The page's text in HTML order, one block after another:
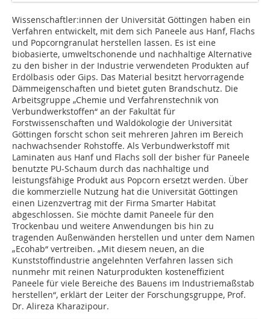
Wissenschaftler:innen der Universität Göttingen haben ein
Verfahren entwickelt, mit dem sich Paneele aus Hanf, Flachs
und Popcorngranulat herstellen lassen. Es ist eine
biobasierte, umweltschonende und nachhaltige Alternative
zu den bisher in der Industrie verwendeten Produkten auf
Erdölbasis oder Gips. Das Material besitzt hervorragende
Dämmeigenschaften und bietet guten Brandschutz. Die
Arbeitsgruppe „Chemie und Verfahrenstechnik von
Verbundwerkstoffen“ an der Fakultät für
Forstwissenschaften und Waldökologie der Universität
Göttingen forscht schon seit mehreren Jahren im Bereich
nachwachsender Rohstoffe. Als Verbundwerkstoff mit
Laminaten aus Hanf und Flachs soll der bisher für Paneele
benutzte PU-Schaum durch das nachhaltige und
leistungsfähige Produkt aus Popcorn ersetzt werden. Über
die kommerzielle Nutzung hat die Universität Göttingen
einen Lizenzvertrag mit der Firma Smarter Habitat
abgeschlossen. Sie möchte damit Paneele für den
Trockenbau und weitere Anwendungen bis hin zu
tragenden Außenwänden herstellen und unter dem Namen
„Ecohab“ vertreiben. „Mit diesem neuen, an die
Kunststoffindustrie angelehnten Verfahren lassen sich
nunmehr mit reinen Naturprodukten kos­teneffizient
Paneele für viele Bereiche des Bauens im Industriemaßstab
herstellen“, erklärt der Leiter der Forschungsgruppe, Prof.
Dr. Alireza Kharazipour.